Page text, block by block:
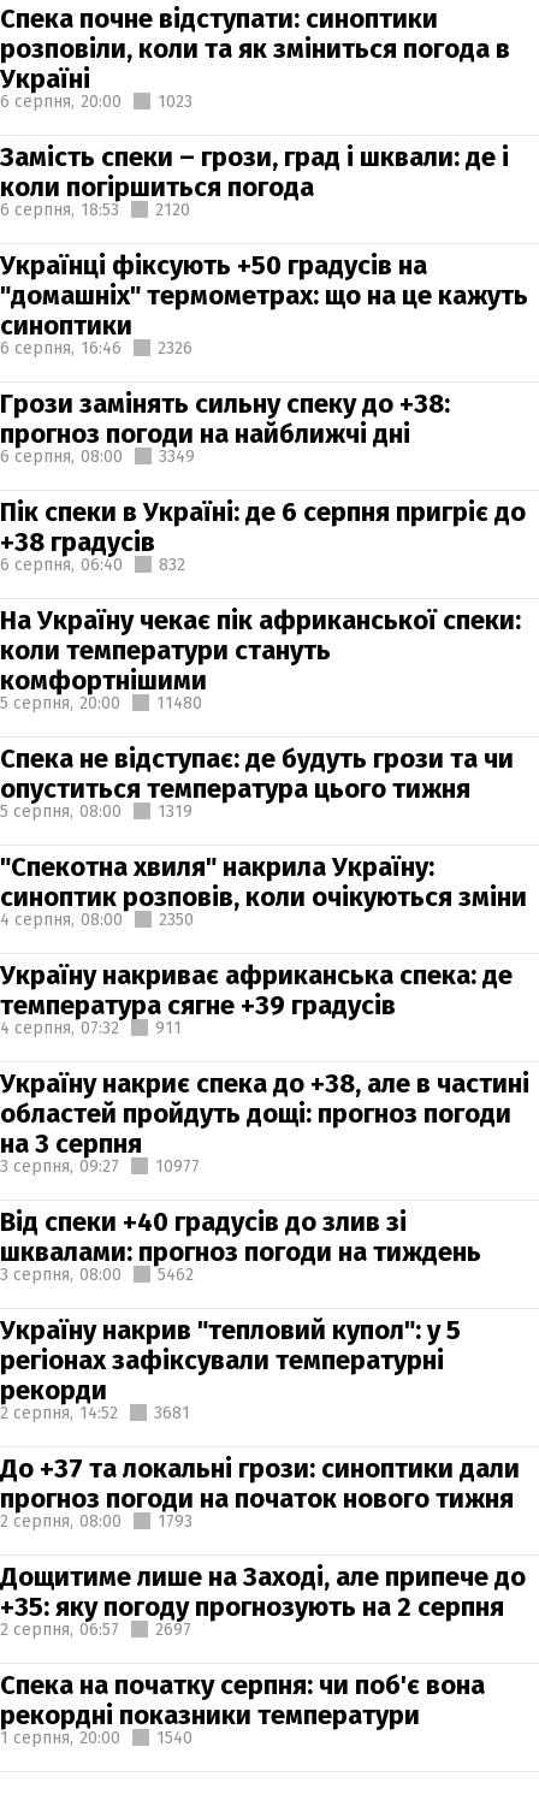
Спека почне відступати: синоптики
розповіли, коли та як зміниться погода в
Україні
6 серпня, 20:00 1023
Замість спеки – грози, град і шквали: де і
коли погіршиться погода
6 серпня, 18:53 2120
Українці фіксують +50 градусів на
"домашніх" термометрах: що на це кажуть
синоптики
6 серпня, 16:46 2326
Грози замінять сильну спеку до +38:
прогноз погоди на найближчі дні
6 серпня, 08:00 3349
Пік спеки в Україні: де 6 серпня пригріє до
+38 градусів
6 серпня, 06:40 832
На Україну чекає пік африканської спеки:
коли температури стануть
комфортнішими
5 серпня, 20:00 11480
Спека не відступає: де будуть грози та чи
опуститься температура цього тижня
5 серпня, 08:00 1319
"Спекотна хвиля" накрила Україну:
синоптик розповів, коли очікуються зміни
4 серпня, 08:00 2350
Україну накриває африканська спека: де
температура сягне +39 градусів
4 серпня, 07:32 911
Україну накриє спека до +38, але в частині
областей пройдуть дощі: прогноз погоди
на 3 серпня
3 серпня, 09:27 10977
Від спеки +40 градусів до злив зі
шквалами: прогноз погоди на тиждень
3 серпня, 08:00 5462
Україну накрив "тепловий купол": у 5
регіонах зафіксували температурні
рекорди
2 серпня, 14:52 3681
До +37 та локальні грози: синоптики дали
прогноз погоди на початок нового тижня
2 серпня, 08:00 1793
Дощитиме лише на Заході, але припече до
+35: яку погоду прогнозують на 2 серпня
2 серпня, 06:57 2697
Спека на початку серпня: чи поб'є вона
рекордні показники температури
1 серпня, 20:00 1540